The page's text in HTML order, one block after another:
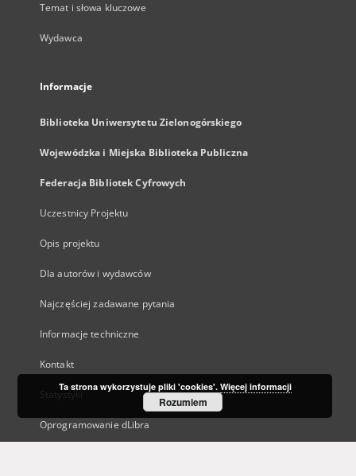
Temat i słowa kluczowe
Wydawca
Informacje
Biblioteka Uniwersytetu Zielonogórskiego
Wojewódzka i Miejska Biblioteka Publiczna
Federacja Bibliotek Cyfrowych
Uczestnicy Projektu
Opis projektu
Dla autorów i wydawców
Najczęściej zadawane pytania
Informacje techniczne
Kontakt
Statystyki
Oprogramowanie dLibra
Ta strona wykorzystuje pliki 'cookies'. Więcej informacji
Rozumiem